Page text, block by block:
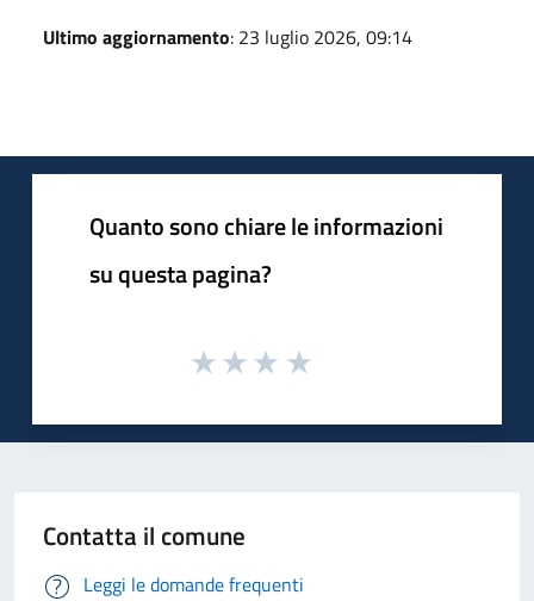
Ultimo aggiornamento: 23 luglio 2026, 09:14
Quanto sono chiare le informazioni
su questa pagina?
Contatta il comune
Leggi le domande frequenti